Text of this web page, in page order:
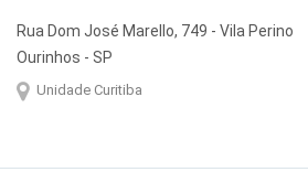
Rua Dom José Marello, 749 - Vila Perino
Ourinhos - SP
Unidade Curitiba